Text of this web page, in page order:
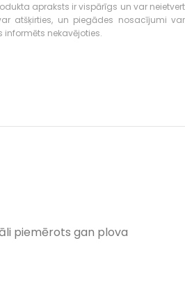
apraksts ir vispārīgs un var neietvert
atšķirties, un piegādes nosacījumi var
informēts nekavējoties.
piemērots gan plova